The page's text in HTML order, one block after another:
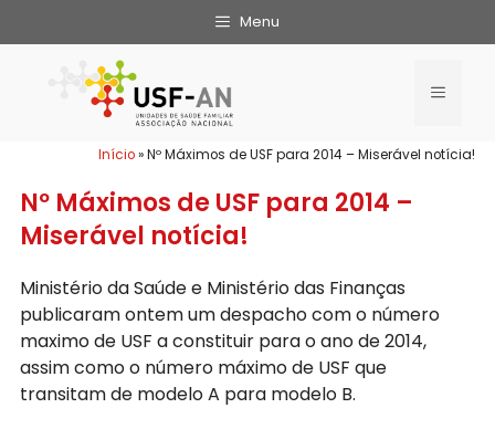
Menu
Início»Nº Máximos de USF para 2014 – Miserável notícia!
Nº Máximos de USF para 2014 –
Miserável notícia!
Ministério da Saúde e Ministério das Finanças
publicaram ontem um despacho com o número
maximo de USF a constituir para o ano de 2014,
assim como o número máximo de USF que
transitam de modelo A para modelo B.